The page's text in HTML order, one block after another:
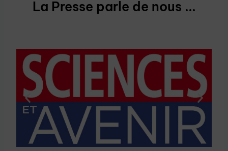
La Presse parle de nous ...